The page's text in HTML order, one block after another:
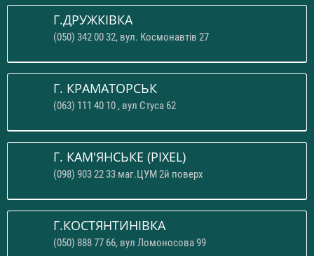
Г.ДРУЖКІВКА
(050) 342 00 32, вул. Космонавтів 27
Г. КРАМАТОРСЬК
(063) 111 40 10 , вул Стуса 62
Г. КАМ'ЯНСЬКЕ (PIXEL)
(098) 903 22 33 маг.ЦУМ 2й поверх
Г.КОСТЯНТИНІВКА
(050) 888 77 66, вул Ломоносова 99